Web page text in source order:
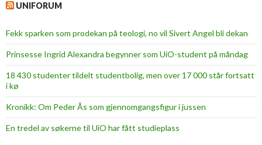
UNIFORUM
Fekk sparken som prodekan på teologi, no vil Sivert Angel bli dekan
Prinsesse Ingrid Alexandra begynner som UiO-student på måndag
18 430 studenter tildelt studentbolig, men over 17 000 står fortsatt
i kø
Kronikk: Om Peder Ås som gjennomgangsfigur i jussen
En tredel av søkerne til UiO har fått studieplass